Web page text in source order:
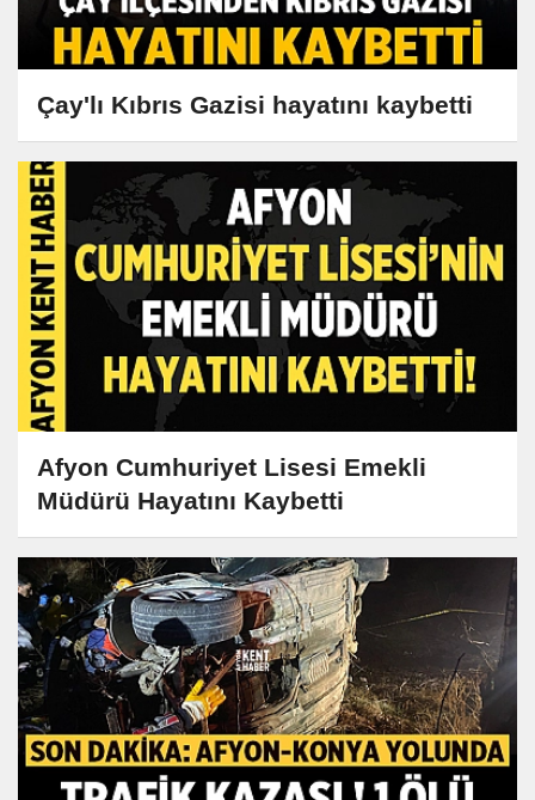
Çay'lı Kıbrıs Gazisi hayatını kaybetti
Afyon Cumhuriyet Lisesi Emekli
Müdürü Hayatını Kaybetti